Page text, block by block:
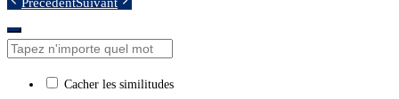
Cacher les similitudes